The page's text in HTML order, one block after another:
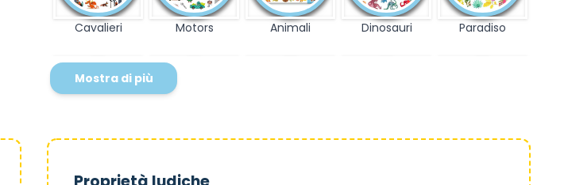
Cavalieri Motors Animali Dinosauri Paradiso
Mostra di più